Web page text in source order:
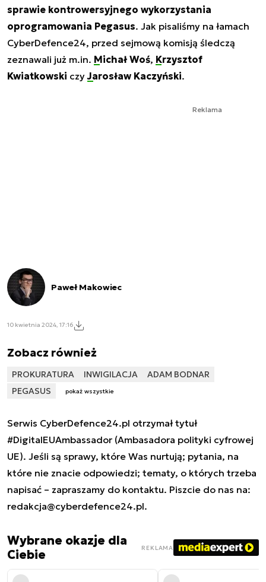
sprawie kontrowersyjnego wykorzystania
oprogramowania Pegasus. Jak pisaliśmy na łamach
CyberDefence24, przed sejmową komisją śledczą
zeznawali już m.in. Michał Woś, Krzysztof
Kwiatkowski czyJarosław Kaczyński.
Reklama
Paweł Makowiec
10 kwietnia 2024, 17:16
Zobacz również
PROKURATURA INWIGILACJA
ADAM BODNAR
PEGASUS
pokaż wszystkie
Serwis CyberDefence24.pl otrzymał tytuł
#DigitalEUAmbassador (Ambasadora polityki cyfrowej
UE). Jeśli są sprawy, które Was nurtują; pytania, na
które nie znacie odpowiedzi; tematy, o których trzeba
napisać – zapraszamy do kontaktu. Piszcie do nas na:
redakcja@cyberdefence24.pl.
Wybrane okazje dla
Ciebie
REKLAMA